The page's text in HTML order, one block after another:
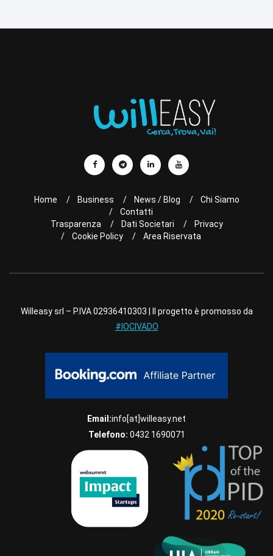
Home Business News / Blog
Chi Siamo
Contatti
Trasparenza
Dati Societari
Privacy
Cookie Policy
Area Riservata
Willeasy srl – P.IVA 02936410303 | Il progetto è promosso da
#IOCIVADO
Email:info[at]willeasy.net
Telefono: 0432 1690071